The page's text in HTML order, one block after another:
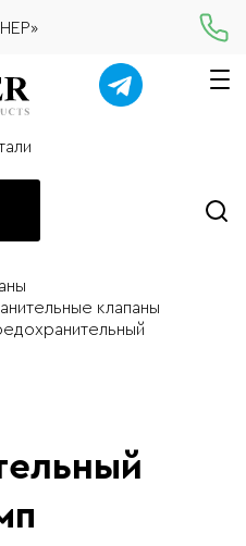
клапаны